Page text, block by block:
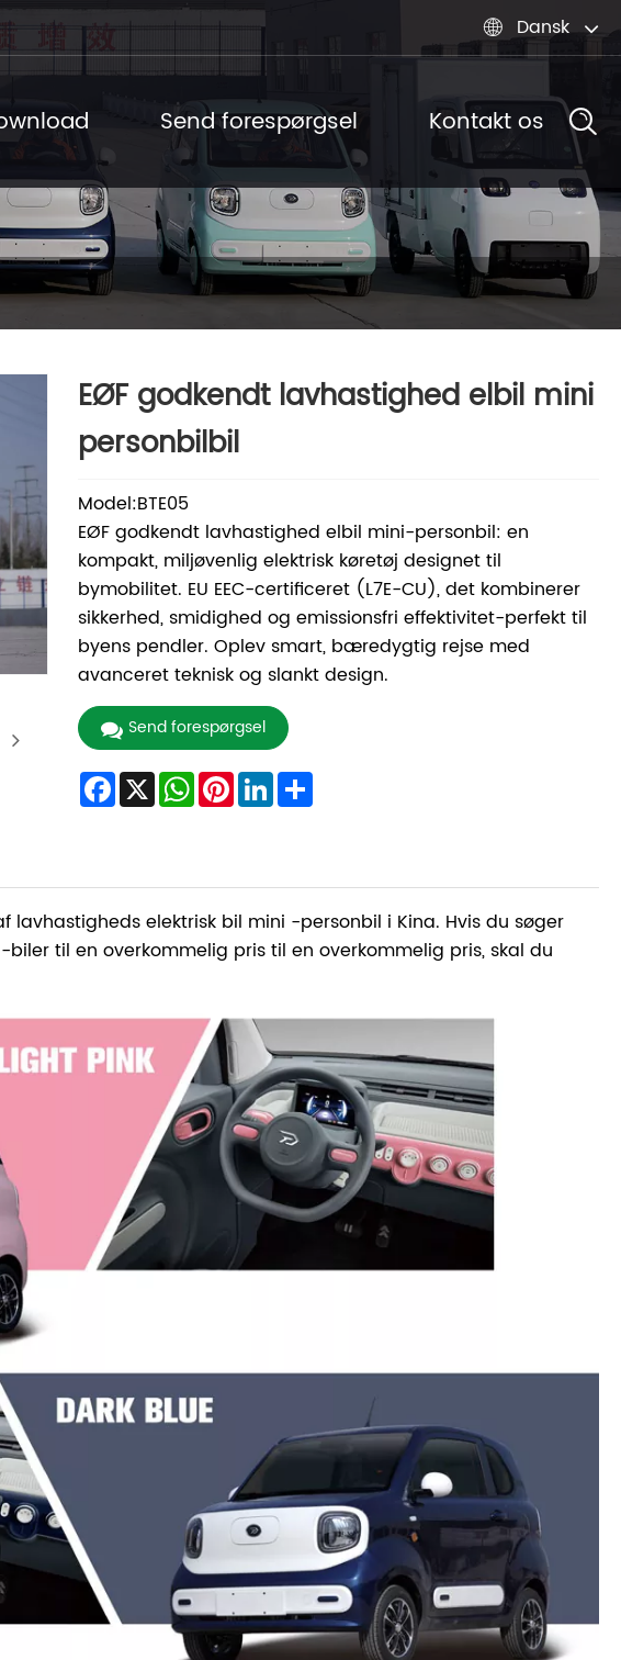
 Dansk
Send forespørgsel Kontakt os
EØF godkendt lavhastighed elbil mini
personbilbil
Model:BTE05
EØF godkendt lavhastighed elbil mini-personbil: en
kompakt, miljøvenlig elektrisk køretøj designet til
bymobilitet. EU EEC-certificeret (L7E-CU), det kombinerer
sikkerhed, smidighed og emissionsfri effektivitet-perfekt til
byens pendler. Oplev smart, bæredygtig rejse med
avanceret teknisk og slankt design.
Send forespørgsel
Facebook
X WhatsApp
Pinterest
LinkedIn
elektrisk bil mini -personbil i Kina. Hvis du søger
til en overkommelig pris til en overkommelig pris, skal du